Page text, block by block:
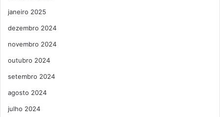
janeiro 2025
dezembro 2024
novembro 2024
outubro 2024
setembro 2024
agosto 2024
julho 2024